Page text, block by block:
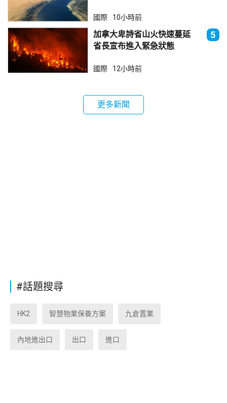
國際 10小時前
加拿大卑詩省山火快速蔓延
省長宣布進入緊急狀態
5
國際 12小時前
更多新聞
#話題搜尋
HK2 智慧物業保養方案 九倉置業
內地進出口 出口 進口